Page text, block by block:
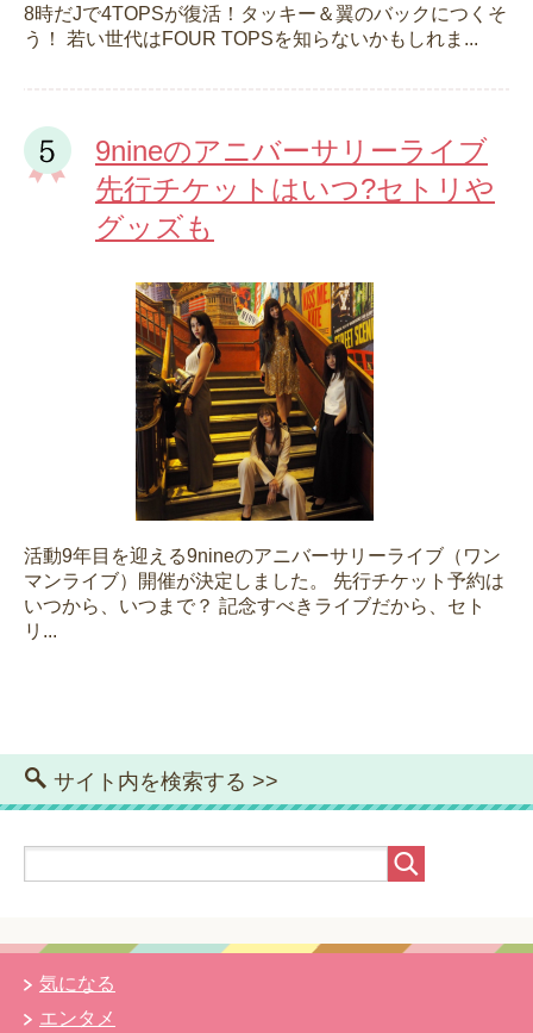
8時だJで4TOPSが復活！タッキー＆翼のバックにつくそ
う！ 若い世代はFOUR TOPSを知らないかもしれま...
9nineのアニバーサリーライブ
先行チケットはいつ?セトリや
グッズも
活動9年目を迎える9nineのアニバーサリーライブ（ワン
マンライブ）開催が決定しました。 先行チケット予約は
いつから、いつまで？ 記念すべきライブだから、セト
リ...
サイト内を検索する >>
気になる
エンタメ